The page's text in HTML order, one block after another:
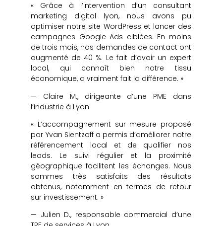
« Grâce à l’intervention d’un consultant
marketing digital lyon, nous avons pu
optimiser notre site WordPress et lancer des
campagnes Google Ads ciblées. En moins
de trois mois, nos demandes de contact ont
augmenté de 40 %. Le fait d’avoir un expert
local, qui connaît bien notre tissu
économique, a vraiment fait la différence. »
— Claire M., dirigeante d’une PME dans
l’industrie à Lyon
« L’accompagnement sur mesure proposé
par Yvan Sientzoff a permis d’améliorer notre
référencement local et de qualifier nos
leads. Le suivi régulier et la proximité
géographique facilitent les échanges. Nous
sommes très satisfaits des résultats
obtenus, notamment en termes de retour
sur investissement. »
— Julien D., responsable commercial d’une